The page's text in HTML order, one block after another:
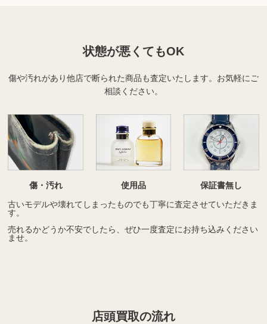
状態が悪くてもOK
傷や汚れがあり他店で断られた商品も査定いたします。 お気軽にご
相談ください。
傷・汚れ 使用品
保証書無し
古いモデルや壊れてしまったものでも丁寧に査定させていただきま
す。
売れるかどうか不安でしたら、ぜひ一度査定にお持ち込みください
ませ。
店頭買取の流れ